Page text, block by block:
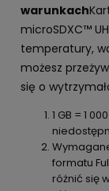
warunkach
microSDXC™
temperatury,
możesz
się o
1 GB = 1
formatu
różnić się